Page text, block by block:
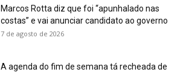
Marcos Rotta diz que foi “apunhalado nas
costas” e vai anunciar candidato ao governo
7 de agosto de 2026
A agenda do fim de semana tá recheada de